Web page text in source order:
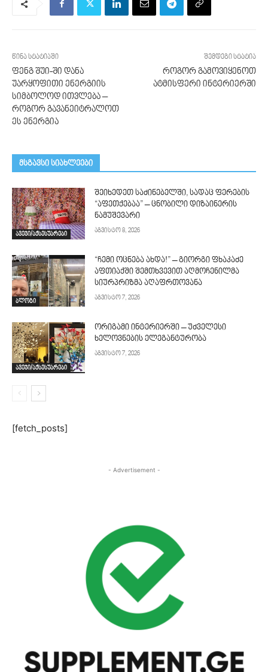
წინა სტატიაში
ფენგ შუი-ში დანა
უარყოფითი ენერგიის
სიმბოლოდ ითვლება –
როგორ გავანეიტრალოთ
ეს ენერგია
შემდეგი სტატია
როგორ გამოვიყენოთ
ატმისფერი ინტერიერში
მსგავსი სიახლეები
ავეჯი/აქსესუარები
შეიხედეთ საძინებელში, სადაც ფერების
“აფეთქებაა” – ცნობილი დიზაინერის
ნამუშევარი
აგვისტო 8, 2026
ბლოგი
“ჩემი ოცნება ახდა!” – გიორგი ფხაკაძე
აფთიაქში შემთხვევით აღმოჩენილმა
სიურპრიზმა აღაფრთოვანა
აგვისტო 7, 2026
ავეჯი/აქსესუარები
ორიგამი ინტერიერში – უძველესი
ხელოვნების ელეგანტურობა
აგვისტო 7, 2026
[fetch_posts]
- Advertisement -